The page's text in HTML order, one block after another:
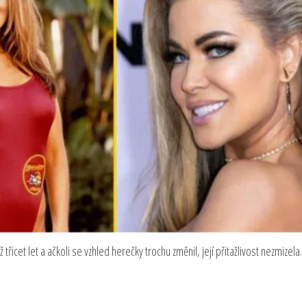
let a ačkoli se vzhled herečky trochu změnil, její přitažlivost nezmizela.